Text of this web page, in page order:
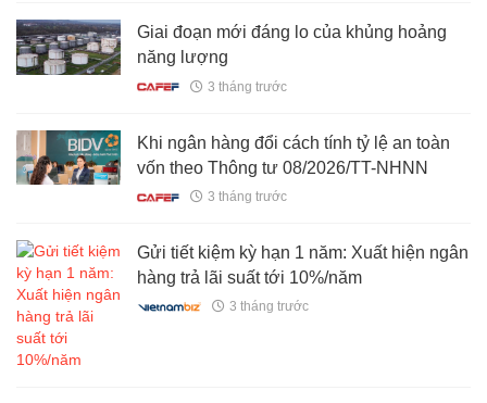
Giai đoạn mới đáng lo của khủng hoảng
năng lượng
3 tháng trước
Khi ngân hàng đổi cách tính tỷ lệ an toàn
vốn theo Thông tư 08/2026/TT-NHNN
3 tháng trước
Gửi tiết kiệm kỳ hạn 1 năm: Xuất hiện ngân
hàng trả lãi suất tới 10%/năm
3 tháng trước